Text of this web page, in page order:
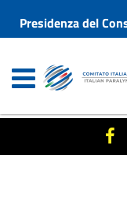
Presidenza del